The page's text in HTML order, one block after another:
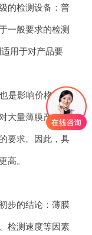
的检测设备：普
一般要求的检测
用于对产品要
是影响价格的一
大量薄膜产品进
要求。因此，具
高。
步的结论：薄膜
检测速度等因素